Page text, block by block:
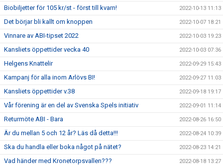
Biobiljetter för 105 kr/st - först till kvarn! 2022-10-13 11:13
Det börjar bli kallt om knoppen 2022-10-07 18:21
Vinnare av ABI-tipset 2022 2022-10-03 19:23
Kansliets öppettider vecka 40 2022-10-03 07:36
Helgens Knattelir 2022-09-29 15:43
Kampanj för alla inom Arlövs BI! 2022-09-27 11:03
Kansliets öppettider v.38 2022-09-18 19:17
Vår förening är en del av Svenska Spels initiativ 2022-09-01 11:14
Returmöte ABI - Bara 2022-08-26 16:50
Är du mellan 5 och 12 år? Läs då detta!!! 2022-08-24 10:39
Ska du handla eller boka något på nätet? 2022-08-23 14:21
Vad händer med Kronetorpsvallen??? 2022-08-18 13:27